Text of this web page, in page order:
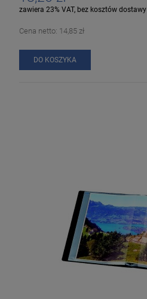
zawiera 23% VAT, bez kosztów dostawy
Cena netto: 14,85 zł
DO KOSZYKA